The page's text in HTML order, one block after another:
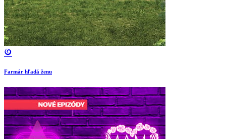
Farmár hľadá ženu